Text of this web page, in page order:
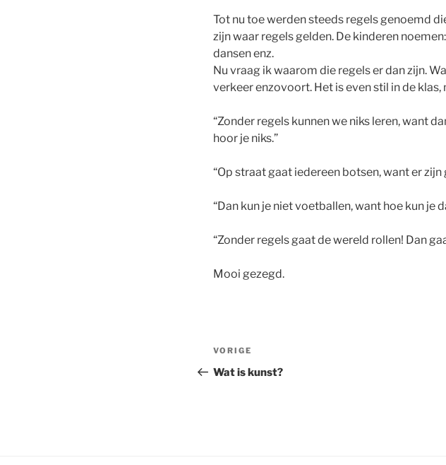
Tot nu toe werden steeds regels genoemd
zijn waar regels gelden. De kinderen
dansen enz.
Nu vraag ik waarom die regels er dan zijn.
verkeer enzovoort. Het is even stil in de klas,
“Zonder regels kunnen we niks leren, want
hoor je niks.”
“Op straat gaat iedereen botsen, want er
“Dan kun je niet voetballen, want hoe kun je
“Zonder regels gaat de wereld rollen! Dan
Mooi gezegd.
VORIGE
Wat is kunst?